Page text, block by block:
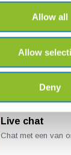
Allow all
Allow
Deny
Live chat
Chat met een van